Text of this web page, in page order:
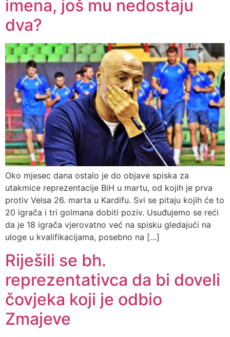
imena, još mu nedostaju
dva?
Oko mjesec dana ostalo je do objave spiska za
utakmice reprezentacije BiH u martu, od kojih je prva
protiv Velsa 26. marta u Kardifu. Svi se pitaju kojih će to
20 igrača i tri golmana dobiti poziv. Usuđujemo se reći
da je 18 igrača vjerovatno već na spisku gledajući na
uloge u kvalifikacijama, posebno na […]
Riješili se bh.
reprezentativca da bi doveli
čovjeka koji je odbio
Zmajeve